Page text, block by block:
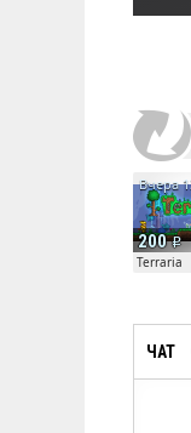
200
Вчера
Terraria
ЧАТ